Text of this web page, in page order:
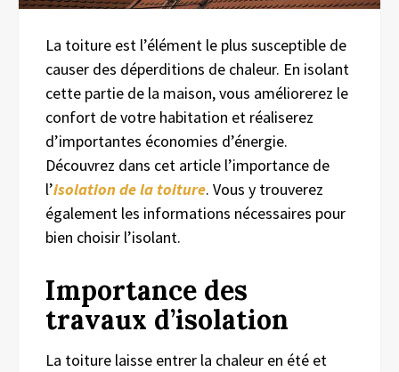
La toiture est l’élément le plus susceptible de
causer des déperditions de chaleur. En isolant
cette partie de la maison, vous améliorerez le
confort de votre habitation et réaliserez
d’importantes économies d’énergie.
Découvrez dans cet article l’importance de
l’isolation de la toiture. Vous y trouverez
également les informations nécessaires pour
bien choisir l’isolant.
Importance des
travaux d’isolation
La toiture laisse entrer la chaleur en été et